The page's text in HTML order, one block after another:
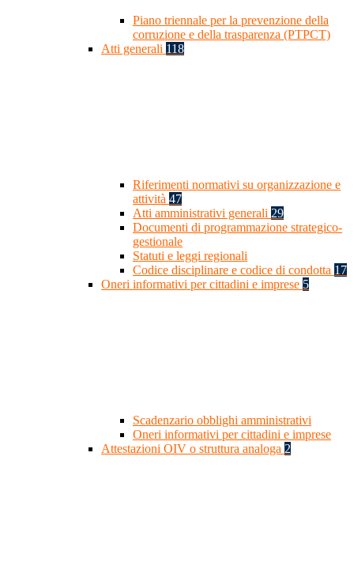
Piano triennale per la prevenzione della
corruzione e della trasparenza (PTPCT)
Atti generali 118
Riferimenti normativi su organizzazione e
attività 47
Atti amministrativi generali 29
Documenti di programmazione strategico-
gestionale
Statuti e leggi regionali
Codice disciplinare e codice di condotta 17
Oneri informativi per cittadini e imprese 5
Scadenzario obblighi amministrativi
Oneri informativi per cittadini e imprese
Attestazioni OIV o struttura analoga 2